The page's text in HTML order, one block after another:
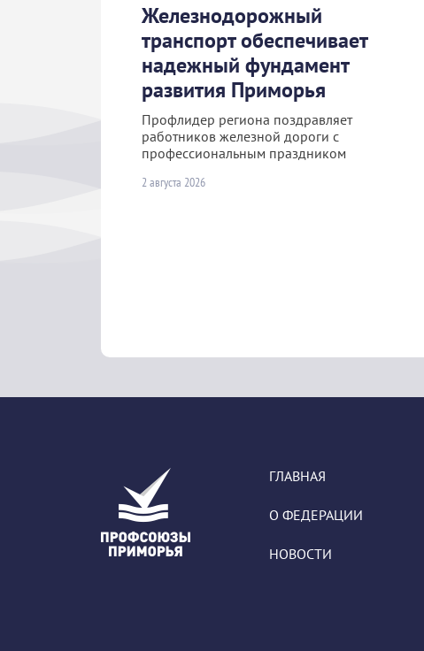
Железнодорожный
транспорт обеспечивает
надежный фундамент
развития Приморья
Профлидер региона поздравляет
работников железной дороги с
профессиональным праздником
2 августа 2026
ГЛАВНАЯ
О ФЕДЕРАЦИИ
НОВОСТИ